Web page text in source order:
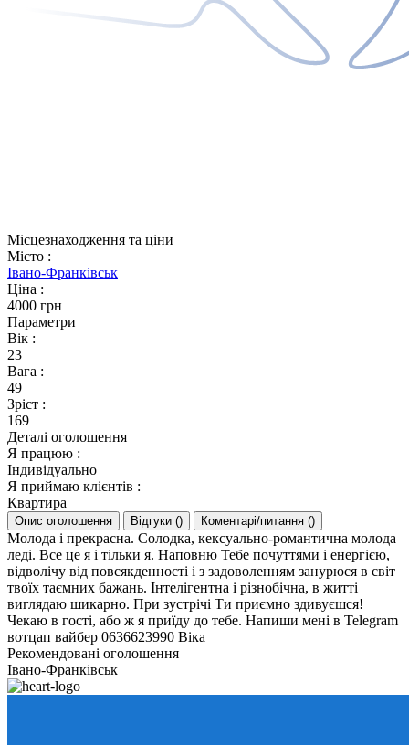
Місцезнаходження та ціни
Місто :
Івано-Франківськ
Ціна :
4000 грн
Параметри
Вік :
23
Вага :
49
Зріст :
169
Деталі оголошення
Я працюю :
Індивідуально
Я приймаю клієнтів :
Квартира
Опис оголошення Відгуки () Коментарі/питання ()
Молода і прекрасна. Солодка, кексуально-романтична молода
леді. Все це я і тільки я. Наповню Тебе почуттями і енергією,
відволічу від повсякденності і з задоволенням занурюся в світ
твоїх таємних бажань. Інтелігентна і різнобічна, в житті
виглядаю шикарно. При зустрічі Ти приємно здивуєшся!
Чекаю в гості, або ж я приїду до тебе. Напиши мені в Telegram
вотцап вайбер 0636623990 Віка
Рекомендовані оголошення
Івано-Франківськ